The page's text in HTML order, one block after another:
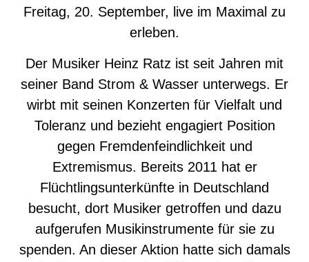
Freitag, 20. September, live im Maximal zu
erleben.
Der Musiker Heinz Ratz ist seit Jahren mit
seiner Band Strom & Wasser unterwegs. Er
wirbt mit seinen Konzerten für Vielfalt und
Toleranz und bezieht engagiert Position
gegen Fremdenfeindlichkeit und
Extremismus. Bereits 2011 hat er
Flüchtlingsunterkünfte in Deutschland
besucht, dort Musiker getroffen und dazu
aufgerufen Musikinstrumente für sie zu
spenden. An dieser Aktion hatte sich damals